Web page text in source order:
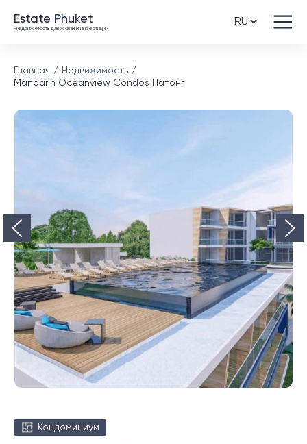
Estate Phuket
Недвижимость для жизни и инвестиций
Главная
Недвижимость
Mandarin Oceanview Condos Патонг
Кондоминиум